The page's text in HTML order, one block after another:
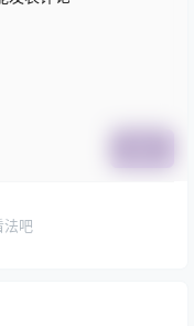
法吧